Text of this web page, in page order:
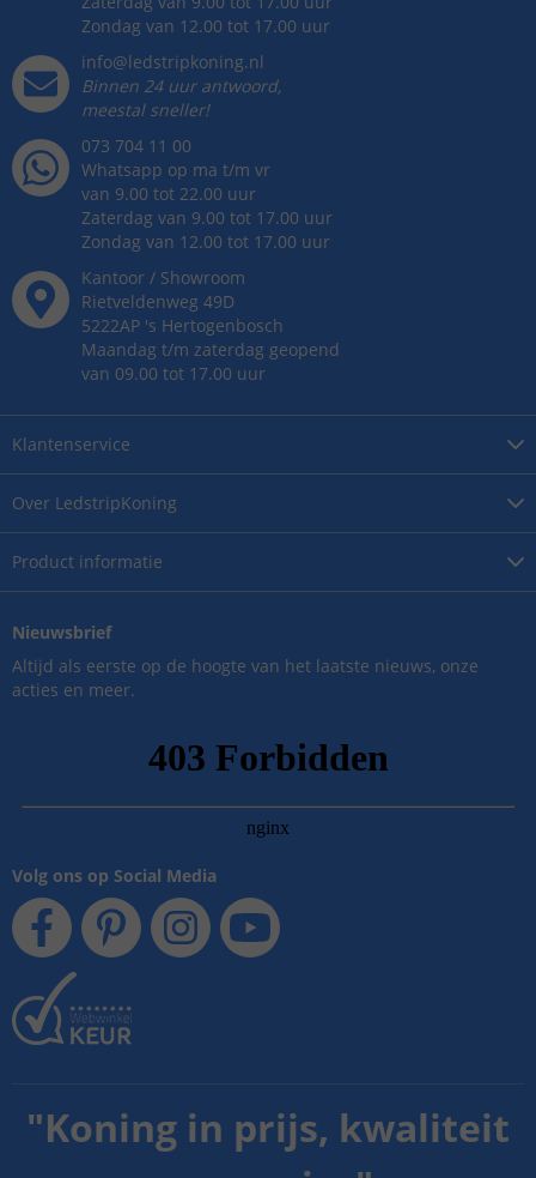
Over LedstripKoning
Product informatie
Klantenservice
Zondag van 12.00 tot 17.00 uur
info@ledstripkoning.nl
Binnen 24 uur antwoord,
meestal sneller!
073 704 11 00
Whatsapp op ma t/m vr
van 9.00 tot 22.00 uur
Zaterdag van 9.00 tot 17.00 uur
Zondag van 12.00 tot 17.00 uur
Kantoor / Showroom
Rietveldenweg 49D
5222AP 's Hertogenbosch
Maandag t/m zaterdag geopend
van 09.00 tot 17.00 uur
Nieuwsbrief
Altijd als eerste op de hoogte van het laatste nieuws, onze
acties en meer.
Volg ons op Social Media
"Koning in prijs, kwaliteit